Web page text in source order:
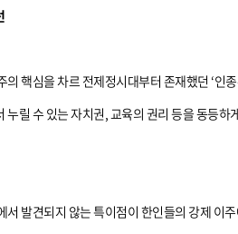
핵심을 차르 전제정시대부터 존재했던 ‘
릴 수 있는 자치권, 교육의 권리 등을 동등
발견되지 않는 특이점이 한인들의 강제 이